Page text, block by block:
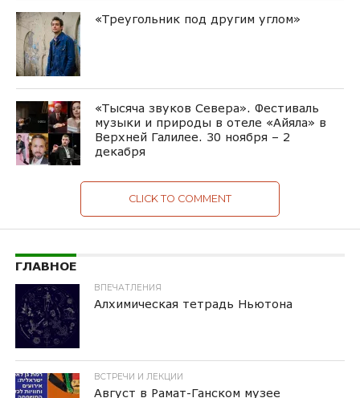
«Треугольник под другим углом»
«Тысяча звуков Севера». Фестиваль
музыки и природы в отеле «Айяла» в
Верхней Галилее. 30 ноября – 2
декабря
CLICK TO COMMENT
ГЛАВНОЕ
ВПЕЧАТЛЕНИЯ
Алхимическая тетрадь Ньютона
ВСТРЕЧИ И ЛЕКЦИИ
Август в Рамат-Ганском музее